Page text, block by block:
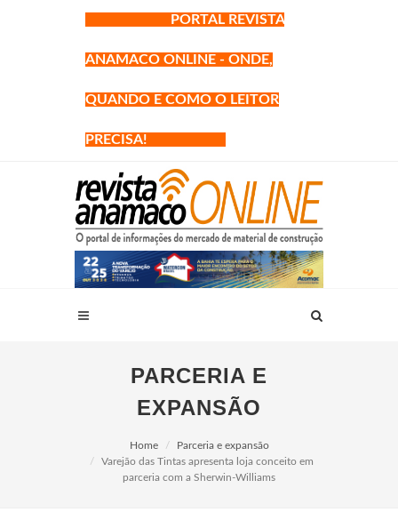
PORTAL REVISTA
ANAMACO ONLINE - ONDE,
QUANDO E COMO O LEITOR
PRECISA!
PARCERIA E
EXPANSÃO
Home
Parceria e expansão
Varejão das Tintas apresenta loja conceito em
parceria com a Sherwin-Williams